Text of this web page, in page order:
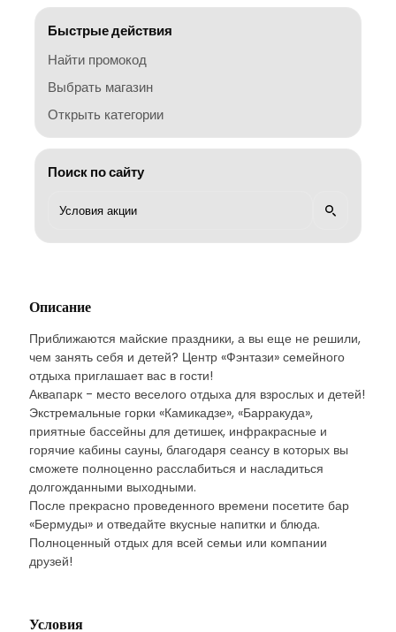
Быстрые действия
Найти промокод
Выбрать магазин
Открыть категории
Поиск по сайту
Описание
Приближаются майские праздники, а вы еще не решили,
чем занять себя и детей? Центр «Фэнтази» семейного
отдыха приглашает вас в гости!
Аквапарк - место веселого отдыха для взрослых и детей!
Экстремальные горки «Камикадзе», «Барракуда»,
приятные бассейны для детишек, инфракрасные и
горячие кабины сауны, благодаря сеансу в которых вы
сможете полноценно расслабиться и насладиться
долгожданными выходными.
После прекрасно проведенного времени посетите бар
«Бермуды» и отведайте вкусные напитки и блюда.
Полноценный отдых для всей семьи или компании
друзей!
Условия